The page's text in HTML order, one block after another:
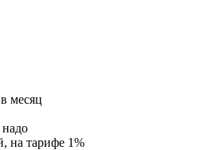
месяц
, на тарифе 1%